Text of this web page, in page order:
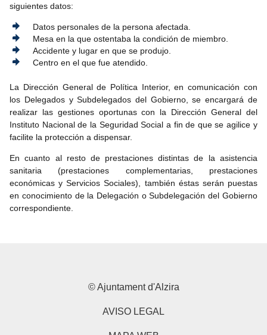
siguientes datos:
Datos personales de la persona afectada.
Mesa en la que ostentaba la condición de miembro.
Accidente y lugar en que se produjo.
Centro en el que fue atendido.
La Dirección General de Política Interior, en comunicación con
los Delegados y Subdelegados del Gobierno, se encargará de
realizar las gestiones oportunas con la Dirección General del
Instituto Nacional de la Seguridad Social a fin de que se agilice y
facilite la protección a dispensar.
En cuanto al resto de prestaciones distintas de la asistencia
sanitaria (prestaciones complementarias, prestaciones
económicas y Servicios Sociales), también éstas serán puestas
en conocimiento de la Delegación o Subdelegación del Gobierno
correspondiente.
© Ajuntament d'Alzira
AVISO LEGAL